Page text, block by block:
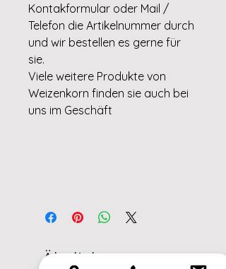
Kontakformular oder Mail /
Telefon die Artikelnummer durch
und wir bestellen es gerne für
sie.
Viele weitere Produkte von
Weizenkorn finden sie auch bei
uns im Geschäft
Ähnliche